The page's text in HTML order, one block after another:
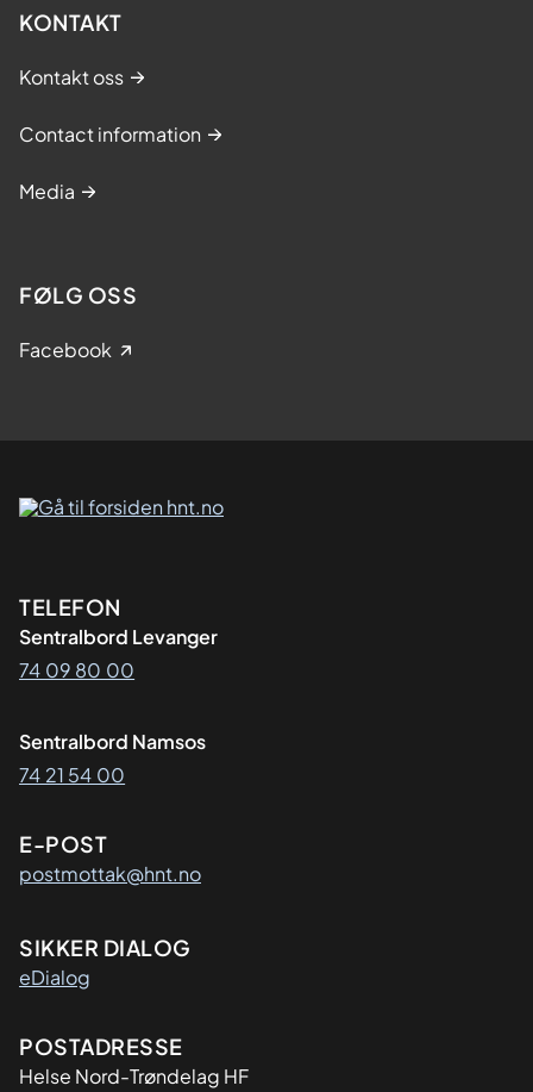
KONTAKT
Kontakt oss
Contact information
Media
FØLG OSS
Facebook
Kontaktinformasjon
TELEFON
Sentralbord Levanger
74 09 80 00
Sentralbord Namsos
74 21 54 00
E-POST
postmottak@hnt.no
SIKKER DIALOG
eDialog
Adresse
POSTADRESSE
Helse Nord-Trøndelag HF